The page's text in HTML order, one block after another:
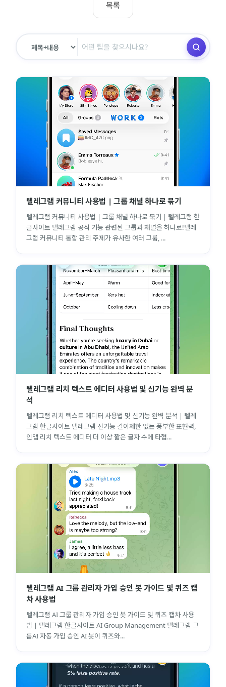
목록
텔레그램 커뮤니티 사용법 | 그룹 채널 하나로 묶기
텔레그램 커뮤니티 사용법 | 그룹 채널 하나로 묶기 | 텔레그램 한
글사이트 텔레그램 공식 기능 관련된 그룹과 채널을 하나로!텔레
그램 커뮤니티 통합 관리 주제가 유사한 여러 그룹, ...
텔레그램 리치 텍스트 에디터 사용법 및 신기능 완벽 분
석
텔레그램 리치 텍스트 에디터 사용법 및 신기능 완벽 분석 | 텔레
그램 한글사이트 텔레그램 신기능 길이제한 없는 풍부한 표현력,
인앱 리치 텍스트 에디터 더 이상 짧은 글자 수에 타협...
텔레그램 AI 그룹 관리자 가입 승인 봇 가이드 및 퀴즈 캡
차 사용법
텔레그램 AI 그룹 관리자 가입 승인 봇 가이드 및 퀴즈 캡차 사용
법 | 텔레그램 한글사이트 AI Group Management 텔레그램 그
룹AI 자동 가입 승인 AI 봇이 퀴즈와...